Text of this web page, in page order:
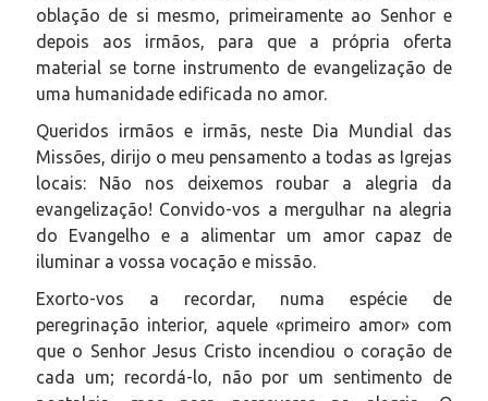
oblação de si mesmo, primeiramente ao Senhor e
depois aos irmãos, para que a própria oferta
material se torne instrumento de evangelização de
uma humanidade edificada no amor.
Queridos irmãos e irmãs, neste Dia Mundial das
Missões, dirijo o meu pensamento a todas as Igrejas
locais: Não nos deixemos roubar a alegria da
evangelização! Convido-vos a mergulhar na alegria
do Evangelho e a alimentar um amor capaz de
iluminar a vossa vocação e missão.
Exorto-vos a recordar, numa espécie de
peregrinação interior, aquele «primeiro amor» com
que o Senhor Jesus Cristo incendiou o coração de
cada um; recordá-lo, não por um sentimento de